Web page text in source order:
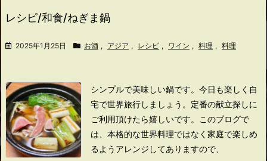
レシピ/和食/ねぎま鍋
2025年1月25日 お酒 , アジア , レシピ , ワイン , 料理 , 料理
シンプルで美味しい鍋です。 今日も楽しく自
宅で世界旅行しましょう。 定番の献立探しに
ご利用頂けたら嬉しいです。
このブログで
は、本格的な世界料理ではなく家庭で楽しめ
るようアレンジしてありますので、